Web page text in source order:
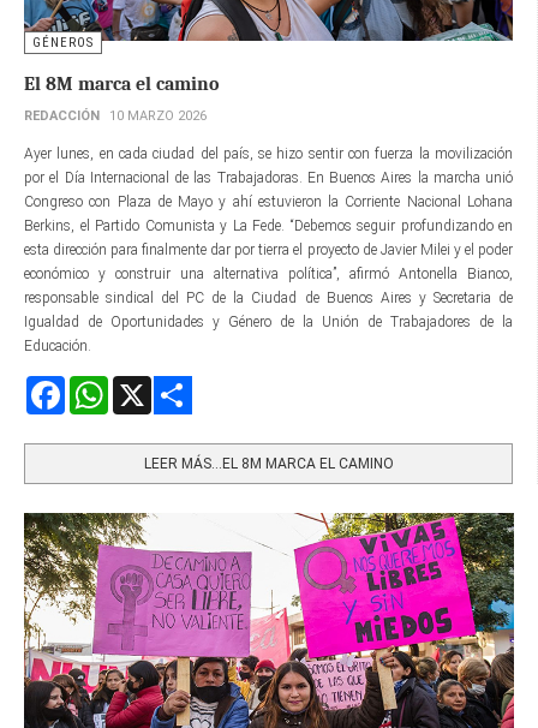
GÉNEROS
El 8M marca el camino
REDACCIÓN 10 MARZO 2026
Ayer lunes, en cada ciudad del país, se hizo sentir con fuerza la movilización
por el Día Internacional de las Trabajadoras. En Buenos Aires la marcha unió
Congreso con Plaza de Mayo y ahí estuvieron la Corriente Nacional Lohana
Berkins, el Partido Comunista y La Fede. “Debemos seguir profundizando en
esta dirección para finalmente dar por tierra el proyecto de Javier Milei y el poder
económico y construir una alternativa política”, afirmó Antonella Bianco,
responsable sindical del PC de la Ciudad de Buenos Aires y Secretaria de
Igualdad de Oportunidades y Género de la Unión de Trabajadores de la
Educación.
FacebookWhatsApp
LEER MÁS…EL 8M MARCA EL CAMINO